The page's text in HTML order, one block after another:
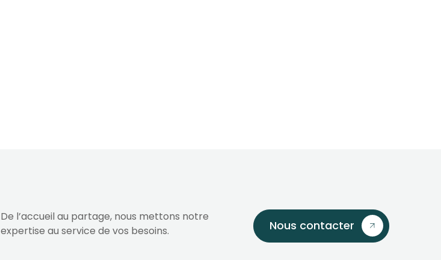
De l’accueil au partage, nous mettons notre
expertise au service de vos besoins.
Nous contacter